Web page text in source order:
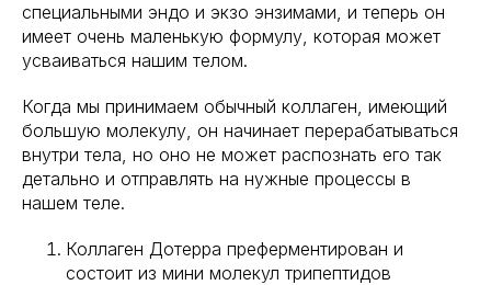
специальными эндо и экзо энзимами, и теперь он
имеет очень маленькую формулу, которая может
усваиваться нашим телом.
Когда мы принимаем обычный коллаген, имеющий
большую молекулу, он начинает перерабатываться
внутри тела, но оно не может распознать его так
детально и отправлять на нужные процессы в
нашем теле.
Коллаген Дотерра преферментирован и
состоит из мини молекул трипептидов